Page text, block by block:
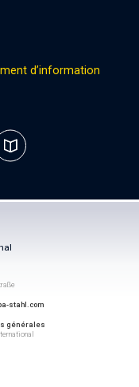
d’information
stahl.com
générales